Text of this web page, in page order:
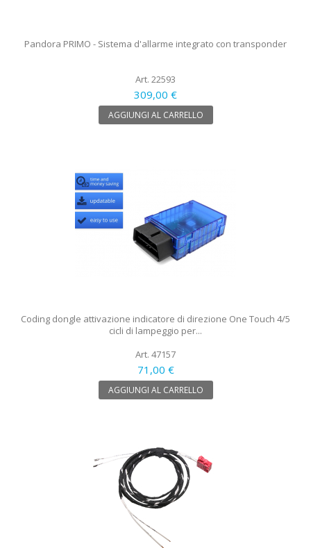
Pandora PRIMO - Sistema d'allarme integrato con transponder
Art. 22593
309,00 €
AGGIUNGI AL CARRELLO
Coding dongle attivazione indicatore di direzione One Touch 4/5
cicli di lampeggio per...
Art. 47157
71,00 €
AGGIUNGI AL CARRELLO